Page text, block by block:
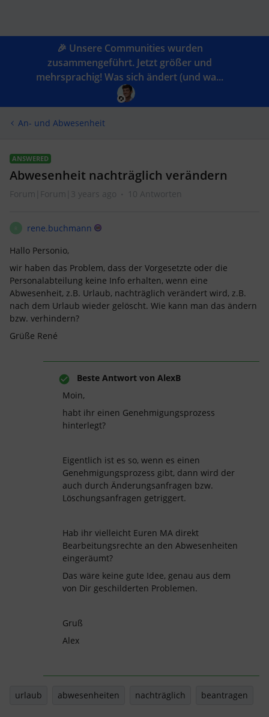
🎉 Unsere Communities wurden
zusammengeführt. Jetzt größer und
mehrsprachig! Was sich ändert (und wa...
An- und Abwesenheit
ANSWERED
Abwesenheit nachträglich verändern
Forum|Forum|3 years ago 10 Antworten
R
rene.buchmann
Hallo Personio,
wir haben das Problem, dass der Vorgesetzte oder die
Personalabteilung keine Info erhalten, wenn eine
Abwesenheit, z.B. Urlaub, nachträglich verändert wird, z.B.
nach dem Urlaub wieder gelöscht. Wie kann man das ändern
bzw. verhindern?
Grüße René
Beste Antwort von AlexB
Moin,
habt ihr einen Genehmigungsprozess
hinterlegt?
Eigentlich ist es so, wenn es einen
Genehmigungsprozess gibt, dann wird der
auch durch Änderungsanfragen bzw.
Löschungsanfragen getriggert.
Hab ihr vielleicht Euren MA direkt
Bearbeitungsrechte an den Abwesenheiten
eingeräumt?
Das wäre keine gute Idee, genau aus dem
von Dir geschilderten Problemen.
Gruß
Alex
urlaub abwesenheiten nachträglich beantragen